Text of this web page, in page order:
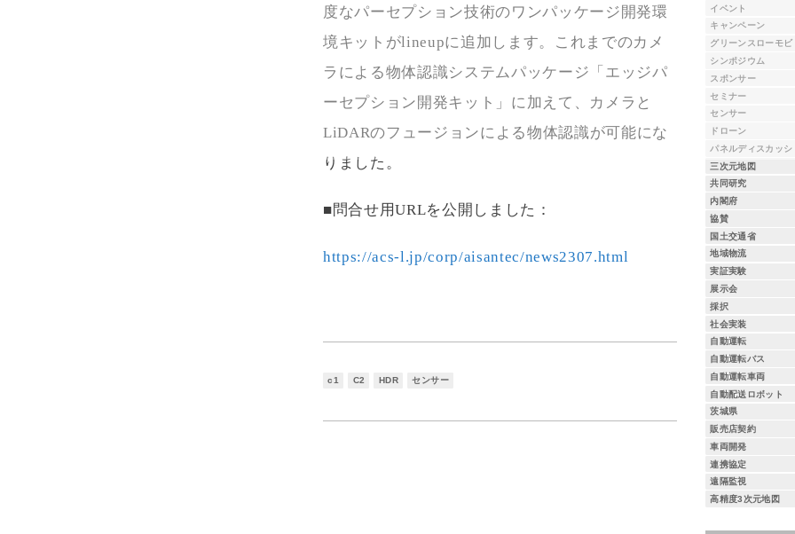
度なパーセプション技術のワンパッケージ開発環
境キットがlineupに追加します。これまでのカメ
ラによる物体認識システムパッケージ「エッジパ
ーセプション開発キット」に加えて、カメラと
LiDARのフュージョンによる物体認識が可能にな
りました。
■問合せ用URLを公開しました：
https://acs-l.jp/corp/aisantec/news2307.html
c1 C2 HDR センサー
イベント
キャンペーン
グリーンスローモビ
シンポジウム
スポンサー
セミナー
センサー
ドローン
パネルディスカッシ
三次元地図
共同研究
内閣府
協賛
国土交通省
地域物流
実証実験
展示会
採択
社会実装
自動運転
自動運転バス
自動運転車両
自動配送ロボット
茨城県
販売店契約
車両開発
連携協定
遠隔監視
高精度3次元地図